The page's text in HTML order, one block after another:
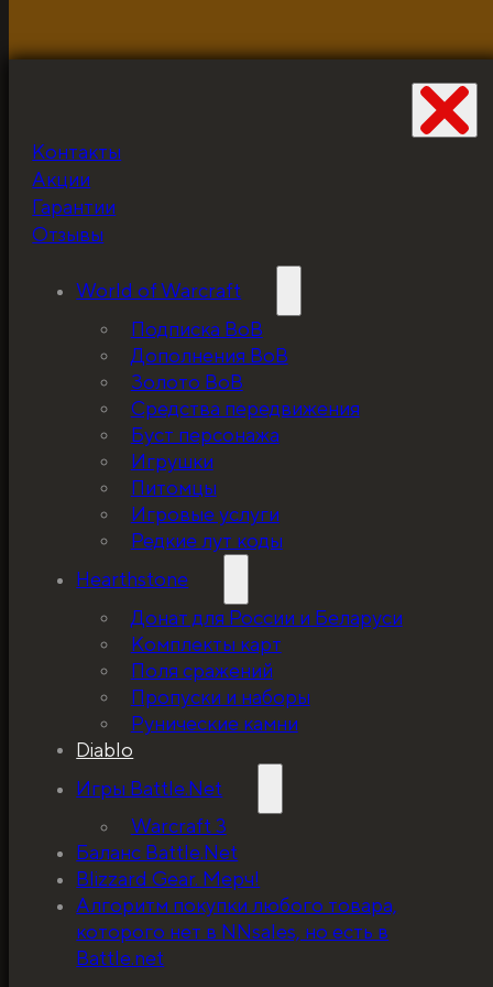
Контакты
Акции
Гарантии
Отзывы
World of Warcraft
Подписка ВоВ
Дополнения ВоВ
Золото ВоВ
Средства передвижения
Буст персонажа
Игрушки
Питомцы
Игровые услуги
Редкие лут коды
Hearthstone
Донат для России и Беларуси
Комплекты карт
Поля сражений
Пропуски и наборы
Рунические камни
Diablo
Игры Battle.Net
Warcraft 3
Баланс Battle.Net
Blizzard Gear. Мерч!
Алгоритм покупки любого товара,
которого нет в NNsales, но есть в
Battle.net
5%, на весь ассортимент. Я хочу, чтобы
покупатель мог оценивать меня по
за ценники!